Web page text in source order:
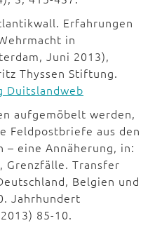
Erfahrungen
in
Juni 2013),
Thyssen Stiftung.
Duitslandweb
aufgemöbelt werden,
Feldpostbriefe aus den
– eine Annäherung, in:
Grenzfälle. Transfer
Belgien und
Jahrhundert
85-10.